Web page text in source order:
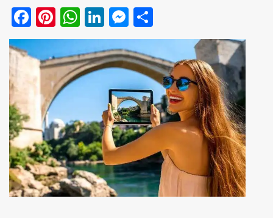
Facebook
Pinterest
WhatsApp
LinkedIn
Messenger